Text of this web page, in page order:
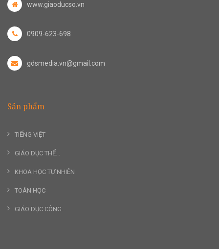
www.giaoducso.vn
0909-623-698
gdsmedia.vn@gmail.com
Sản phẩm
TIẾNG VIỆT
GIÁO DỤC THỂ...
KHOA HỌC TỰ NHIÊN
TOÁN HỌC
GIÁO DỤC CÔNG...